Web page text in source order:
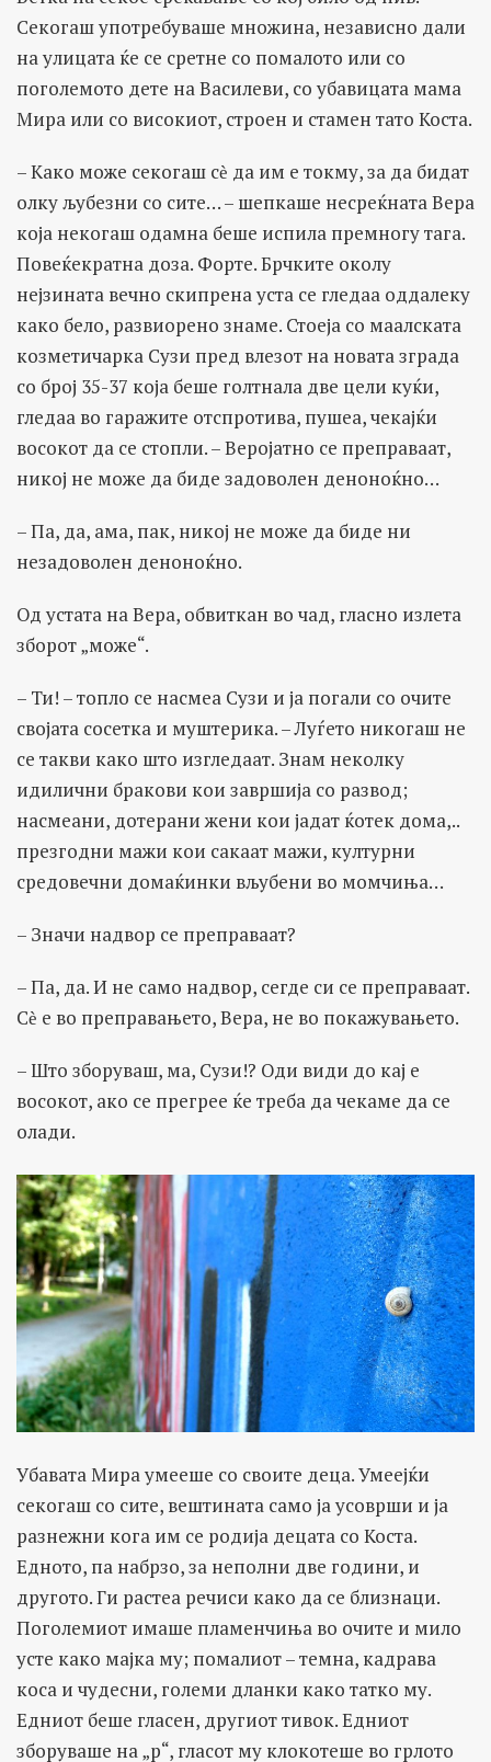
Секогаш употребуваше множина, независно дали
на улицата ќе се сретне со помалото или со
поголемото дете на Василеви, со убавицата мама
Мира или со високиот, строен и стамен тато Коста.
– Како може секогаш сѐ да им е токму, за да бидат
олку љубезни со сите… – шепкаше несреќната Вера
која некогаш одамна беше испила премногу тага.
Повеќекратна доза. Форте. Брчките околу
нејзината вечно скипрена уста се гледаа оддалеку
како бело, развиорено знаме. Стоеја со маалската
козметичарка Сузи пред влезот на новата зграда
со број 35-37 која беше голтнала две цели куќи,
гледаа во гаражите отспротива, пушеа, чекајќи
восокот да се стопли. – Веројатно се преправаат,
никој не може да биде задоволен деноноќно…
– Па, да, ама, пак, никој не може да биде ни
незадоволен деноноќно.
Од устата на Вера, обвиткан во чад, гласно излета
зборот „може“.
– Ти! – топло се насмеа Сузи и ја погали со очите
својата сосетка и муштерика. – Луѓето никогаш не
се такви како што изгледаат. Знам неколку
идилични бракови кои завршија со развод;
насмеани, дотерани жени кои јадат ќотек дома,..
презгодни мажи кои сакаат мажи, културни
средовечни домаќинки вљубени во момчиња…
– Значи надвор се преправаат?
– Па, да. И не само надвор, сегде си се преправаат.
Сѐ е во преправањето, Вера, не во покажувањето.
– Што зборуваш, ма, Сузи!? Оди види до кај е
восокот, ако се прегрее ќе треба да чекаме да се
олади.
Убавата Мира умееше со своите деца. Умеејќи
секогаш со сите, вештината само ја усоврши и ја
разнежни кога им се родија децата со Коста.
Едното, па набрзо, за неполни две години, и
другото. Ги растеа речиси како да се близнаци.
Поголемиот имаше пламенчиња во очите и мило
усте како мајка му; помалиот – темна, кадрава
коса и чудесни, големи дланки како татко му.
Едниот беше гласен, другиот тивок. Едниот
зборуваше на „р“, гласот му клокотеше во грлото